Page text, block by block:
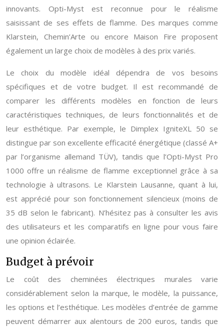
innovants. Opti-Myst est reconnue pour le réalisme
saisissant de ses effets de flamme. Des marques comme
Klarstein, Chemin’Arte ou encore Maison Fire proposent
également un large choix de modèles à des prix variés.
Le choix du modèle idéal dépendra de vos besoins
spécifiques et de votre budget. Il est recommandé de
comparer les différents modèles en fonction de leurs
caractéristiques techniques, de leurs fonctionnalités et de
leur esthétique. Par exemple, le Dimplex IgniteXL 50 se
distingue par son excellente efficacité énergétique (classé A+
par l’organisme allemand TÜV), tandis que l’Opti-Myst Pro
1000 offre un réalisme de flamme exceptionnel grâce à sa
technologie à ultrasons. Le Klarstein Lausanne, quant à lui,
est apprécié pour son fonctionnement silencieux (moins de
35 dB selon le fabricant). N’hésitez pas à consulter les avis
des utilisateurs et les comparatifs en ligne pour vous faire
une opinion éclairée.
Budget à prévoir
Le coût des cheminées électriques murales varie
considérablement selon la marque, le modèle, la puissance,
les options et l’esthétique. Les modèles d’entrée de gamme
peuvent démarrer aux alentours de 200 euros, tandis que